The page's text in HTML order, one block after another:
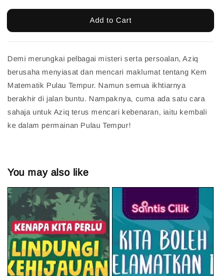
Add to Cart
Demi merungkai pelbagai misteri serta persoalan, Aziq
berusaha menyiasat dan mencari maklumat tentang Kem
Matematik Pulau Tempur. Namun semua ikhtiarnya
berakhir di jalan buntu. Nampaknya, cuma ada satu cara
sahaja untuk Aziq terus mencari kebenaran, iaitu kembali
ke dalam permainan Pulau Tempur!
You may also like